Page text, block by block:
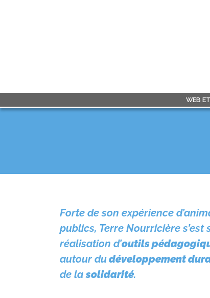
WEB
Forte de son expérience
publics, Terre Nourricière s’est
réalisation d’outils
autour dudéveloppement
de lasolidarité.